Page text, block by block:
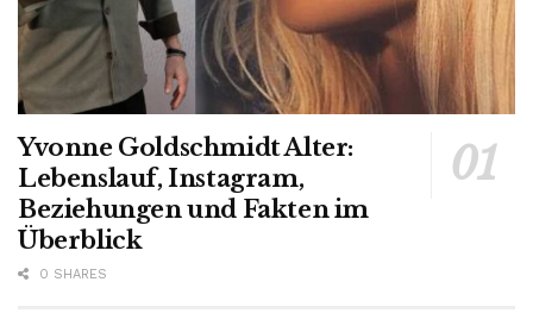
Yvonne Goldschmidt Alter:
Lebenslauf, Instagram,
Beziehungen und Fakten im
Überblick
0 SHARES